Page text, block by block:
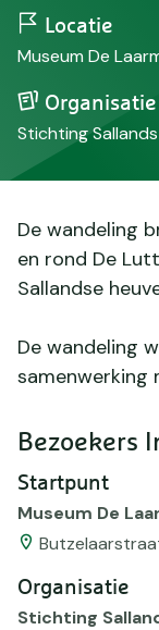
Locatie
Museum De
Organisatie
Stichting
De wandeling
en rond De
Sallandse
De wandeling
samenwerking
Bezoekers
Startpunt
Museum De
Organisatie
Stichting